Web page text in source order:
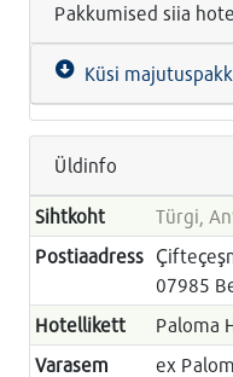
Pakkumised siia
Küsi
Üldinfo
Sihtkoht
Türgi,
Postiaadress
07985
Hotellikett
Paloma
Varasem
ex